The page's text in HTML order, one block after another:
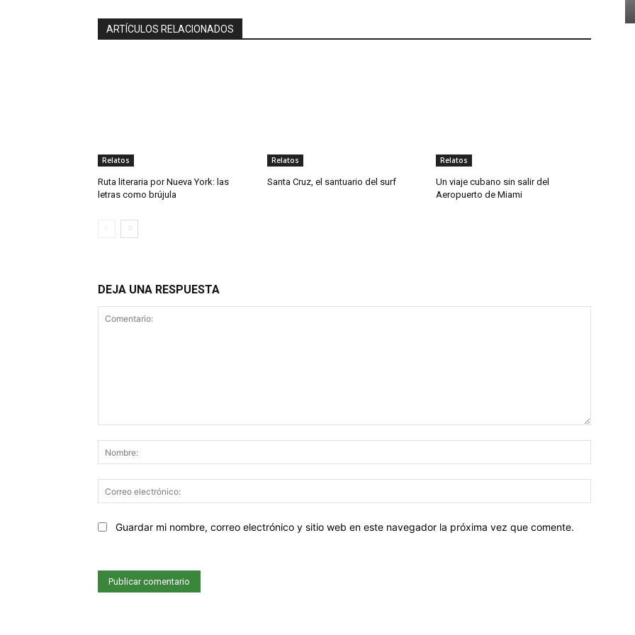
ARTÍCULOS RELACIONADOS
Relatos
Ruta literaria por Nueva York: las
letras como brújula
Relatos
Santa Cruz, el santuario del surf
Relatos
Un viaje cubano sin salir del
Aeropuerto de Miami
DEJA UNA RESPUESTA
SitioGuardar mi nombre, correo electrónico y sitio web en este navegador la próxima vez que comente.